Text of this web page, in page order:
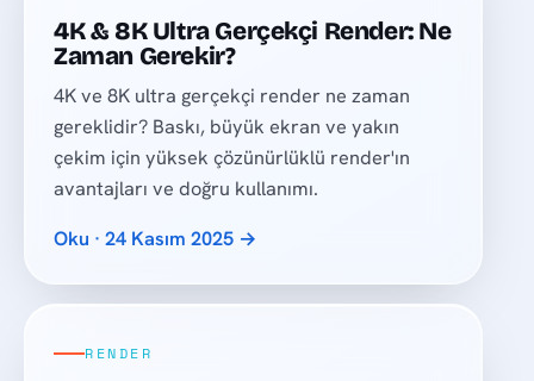
4K & 8K Ultra Gerçekçi Render: Ne
Zaman Gerekir?
4K ve 8K ultra gerçekçi render ne zaman
gereklidir? Baskı, büyük ekran ve yakın
çekim için yüksek çözünürlüklü render'ın
avantajları ve doğru kullanımı.
Oku · 24 Kasım 2025 →
RENDER